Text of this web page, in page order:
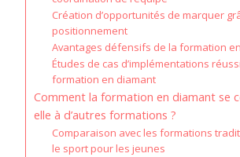
Création d’opportunités de marquer
positionnement
Avantages défensifs de la formation
Études de cas d’implémentations
formation en diamant
Comment la formation en diamant se
elle à d’autres formations ?
Comparaison avec les formations
le sport pour les jeunes